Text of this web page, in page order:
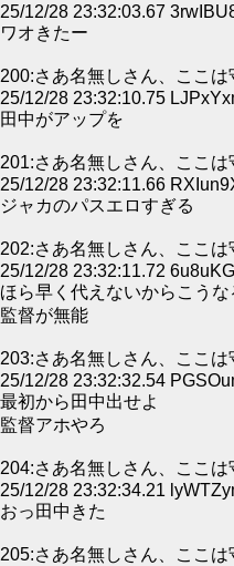
25/12/28 23:32:03.67
ワオきたー
200:さあ名無しさん、ここは
25/12/28 23:32:10.75
田中がアップを
201:さあ名無しさん、ここは
25/12/28 23:32:11.66
ジャカのパスエロすぎる
202:さあ名無しさん、ここは
25/12/28 23:32:11.72
ほら早く代えないからこうな
監督が無能
203:さあ名無しさん、ここは
25/12/28 23:32:32.54
最初から田中出せよ
監督アホやろ
204:さあ名無しさん、ここは
25/12/28 23:32:34.21
おっ田中きた
205:さあ名無しさん、ここは